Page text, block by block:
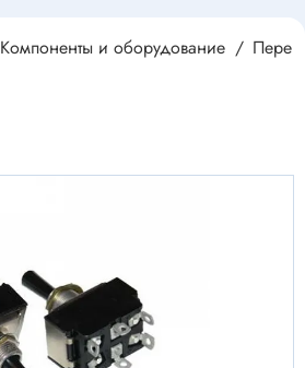
Компоненты и оборудование